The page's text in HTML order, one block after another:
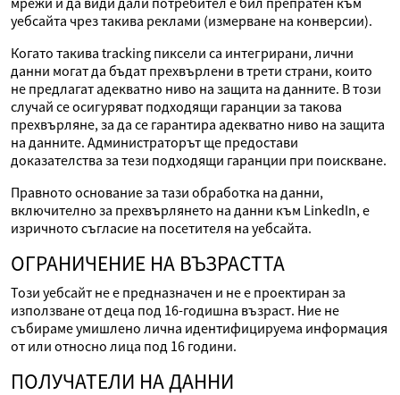
уебсайта чрез такива реклами (измерване на конверсии).
Когато такива tracking пиксели са интегрирани, лични
данни могат да бъдат прехвърлени в трети страни, които
не предлагат адекватно ниво на защита на данните. В този
случай се осигуряват подходящи гаранции за такова
прехвърляне, за да се гарантира адекватно ниво на защита
на данните. Администраторът ще предостави
доказателства за тези подходящи гаранции при поискване.
Правното основание за тази обработка на данни,
включително за прехвърлянето на данни към LinkedIn, е
изричното съгласие на посетителя на уебсайта.
ОГРАНИЧЕНИЕ НА ВЪЗРАСТТА
Този уебсайт не е предназначен и не е проектиран за
използване от деца под 16-годишна възраст. Ние не
събираме умишлено лична идентифицируема информация
от или относно лица под 16 години.
ПОЛУЧАТЕЛИ НА ДАННИ